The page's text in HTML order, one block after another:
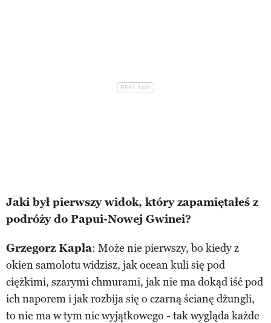
Jaki był pierwszy widok, który zapamiętałeś z
podróży do Papui-Nowej Gwinei?
Grzegorz Kapla: Może nie pierwszy, bo kiedy z
okien samolotu widzisz, jak ocean kuli się pod
ciężkimi, szarymi chmurami, jak nie ma dokąd iść pod
ich naporem i jak rozbija się o czarną ścianę dżungli,
to nie ma w tym nic wyjątkowego - tak wygląda każde